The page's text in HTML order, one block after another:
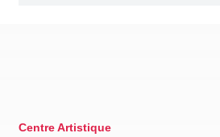
Centre Artistique